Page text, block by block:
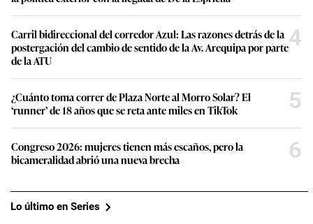
Carril bidireccional del corredor Azul: Las razones detrás de la
postergación del cambio de sentido de la Av. Arequipa por parte
de la ATU
4
¿Cuánto toma correr de Plaza Norte al Morro Solar? El
‘runner’ de 18 años que se reta ante miles en TikTok
5
Congreso 2026: mujeres tienen más escaños, pero la
bicameralidad abrió una nueva brecha
6
Lo último en Series